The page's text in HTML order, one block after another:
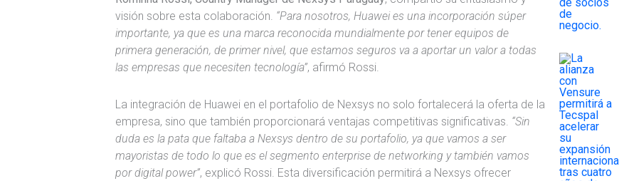
visión sobre esta colaboración. “Para nosotros, Huawei es una incorporación súper
importante, ya que es una marca reconocida mundialmente por tener equipos de
primera generación, de primer nivel, que estamos seguros va a aportar un valor a todas
las empresas que necesiten tecnología”, afirmó Rossi.
La integración de Huawei en el portafolio de Nexsys no solo fortalecerá la oferta de la
empresa, sino que también proporcionará ventajas competitivas significativas. “Sin
duda es la pata que faltaba a Nexsys dentro de su portafolio, ya que vamos a ser
mayoristas de todo lo que es el segmento enterprise de networking y también vamos
por digital power”, explicó Rossi. Esta diversificación permitirá a Nexsys ofrecer